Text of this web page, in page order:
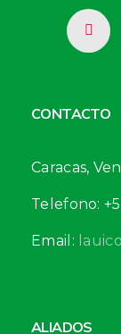
CONTACTO
Caracas,
Telefono:
Email:
ALIADOS